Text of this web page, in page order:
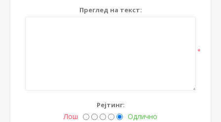
Преглед на текст:
*
Рејтинг:
Лош Одлично